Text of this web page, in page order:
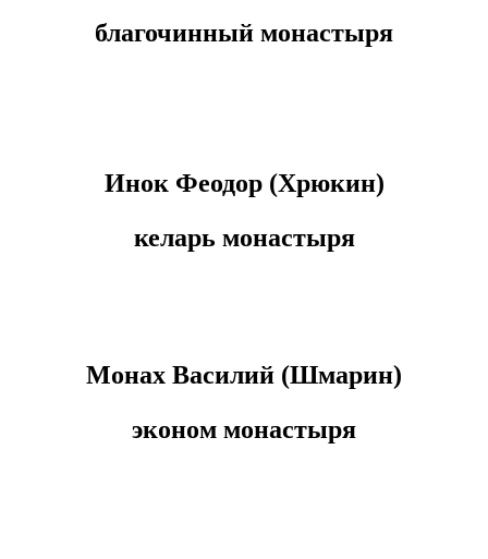
благочинный монастыря
Инок Феодор (Хрюкин)
келарь монастыря
Монах Василий (Шмарин)
эконом монастыря